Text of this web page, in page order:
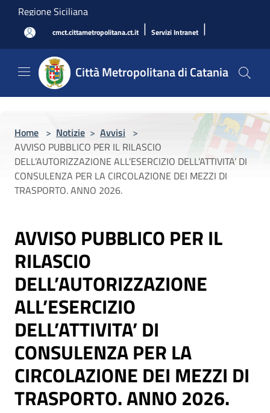
Salta al contenuto principale
Regione Siciliana
cmct.cittametropolitana.ct.it | Servizi Intranet |
Città Metropolitana di Catania
Home > Notizie > Avvisi >
AVVISO PUBBLICO PER IL RILASCIO
DELL’AUTORIZZAZIONE ALL’ESERCIZIO DELL’ATTIVITA’ DI
CONSULENZA PER LA CIRCOLAZIONE DEI MEZZI DI
TRASPORTO. ANNO 2026.
AVVISO PUBBLICO PER IL
RILASCIO
DELL’AUTORIZZAZIONE
ALL’ESERCIZIO
DELL’ATTIVITA’ DI
CONSULENZA PER LA
CIRCOLAZIONE DEI MEZZI DI
TRASPORTO. ANNO 2026.